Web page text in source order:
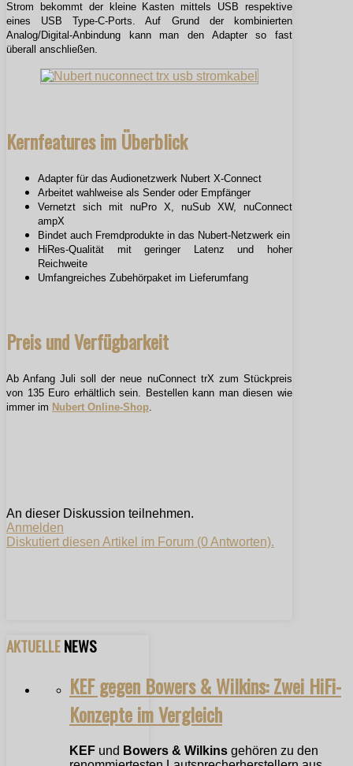
Strom bekommt der kleine Kasten mittels USB respektive
eines USB Type-C-Ports. Auf Grund der kombinierten
Analog/Digital-Anbindung kann man den Adapter so fast
überall anschließen.
Kernfeatures im Überblick
Adapter für das Audionetzwerk Nubert X-Connect
Arbeitet wahlweise als Sender oder Empfänger
Vernetzt sich mit nuPro X, nuSub XW, nuConnect
ampX
Bindet auch Fremdprodukte in das Nubert-Netzwerk ein
HiRes-Qualität mit geringer Latenz und hoher
Reichweite
Umfangreiches Zubehörpaket im Lieferumfang
Preis und Verfügbarkeit
Ab Anfang Juli soll der neue nuConnect trX zum Stückpreis
von 135 Euro erhältlich sein. Bestellen kann man diesen wie
immer im Nubert Online-Shop
An dieser Diskussion teilnehmen.
Anmelden
Diskutiert diesen Artikel im Forum (0 Antworten).
AKTUELLENEWS
KEF gegen Bowers & Wilkins: Zwei HiFi-
Konzepte im Vergleich
KEF und Bowers & Wilkins gehören zu den